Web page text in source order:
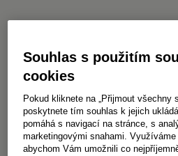
Souhlas s použitím
cookies
Pokud kliknete na „Přijmout všechny
poskytnete tím souhlas k jejich
pomáhá s navigací na stránce, s
marketingovými snahami.
abychom Vám umožnili co